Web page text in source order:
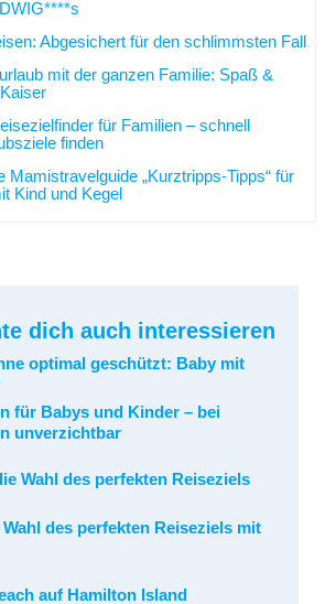
Abgesichert für den schlimmsten Fall
mit der ganzen Familie: Spaß &
für Familien – schnell
finden
Mamistravelguide „Kurztripps-Tipps“ für
Kind und Kegel
dich auch interessieren
für Babys und Kinder – bei
unverzichtbar
des perfekten Reiseziels mit